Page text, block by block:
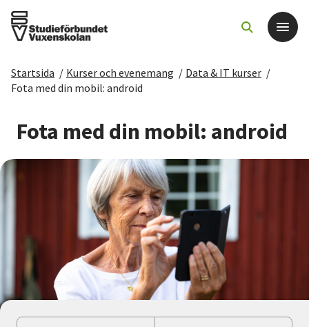
Det här gör vi
För dig som
Sök kurser och evenemang
Starta studiecirkel
Cirkelledare
Nyheter
Startsida / Kurser och evenemang / Data & IT kurser /
Fota med din mobil: android
Fota med din mobil: android